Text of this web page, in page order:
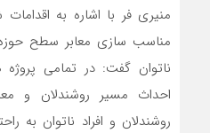
مناسب سازی معابر سطح حوزه
احداث مسیر روشندلان و
روشندلان و افراد ناتوان به